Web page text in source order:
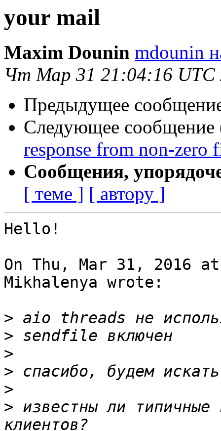
your mail
Maxim Dounin mdounin
Чт Мар 31 21:04:16 UTC
Предыдущее
Следующее сообщение
response from non-zero
Сообщения,
[ теме ] [ автору ]
Hello!
On Thu, Mar 31, 2016
Mikhalenya wrote:
>
>
>
>
>
> известны ли типичные